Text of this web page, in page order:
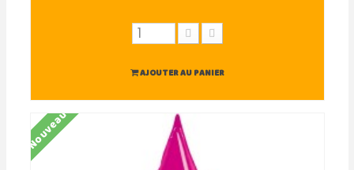
AJOUTER AU PANIER
Nouveau